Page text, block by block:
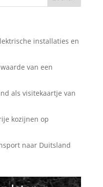
installaties en
van een
als visitekaartje van
kozijnen op
naar Duitsland